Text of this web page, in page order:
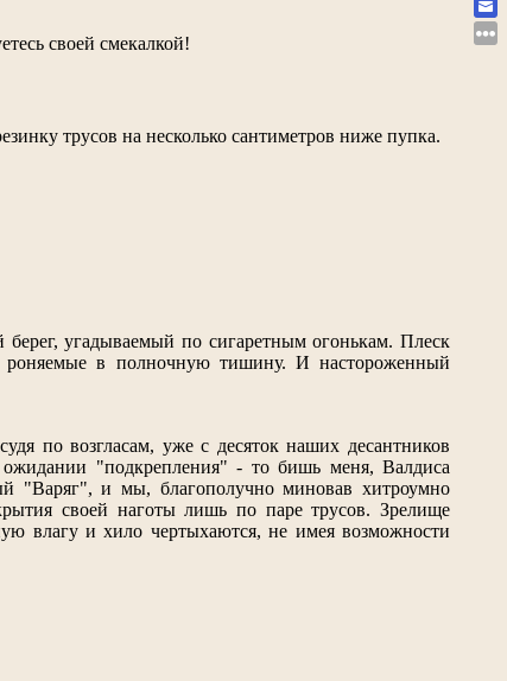
своей смекалкой!
трусов на несколько сантиметров ниже пупка.
угадываемый по сигаретным огонькам. Плеск
роняемые в полночную тишину. И настороженный
по возгласам, уже с десяток наших десантников
"подкрепления" - то бишь меня, Валдиса
"Варяг", и мы, благополучно миновав хитроумно
своей наготы лишь по паре трусов. Зрелище
влагу и хило чертыхаются, не имея возможности